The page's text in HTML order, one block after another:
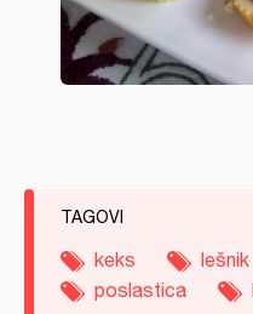
TAGOVI
keks lešnik
poslastica